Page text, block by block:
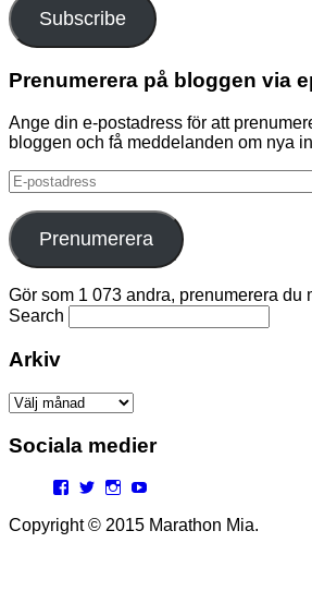
Subscribe
Prenumerera på bloggen via
Ange din e-postadress för att
bloggen och få meddelanden om nya
E-
postadress
Prenumerera
Gör som 1 073 andra, prenumerera du
Search
Arkiv
Arkiv
Sociala medier
Facebook
TwitterInstagram
Copyright © 2015 Marathon Mia.